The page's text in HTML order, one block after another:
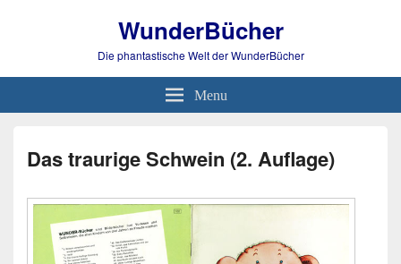
WunderBücher
Die phantastische Welt der WunderBücher
Menu
Das traurige Schwein (2. Auflage)